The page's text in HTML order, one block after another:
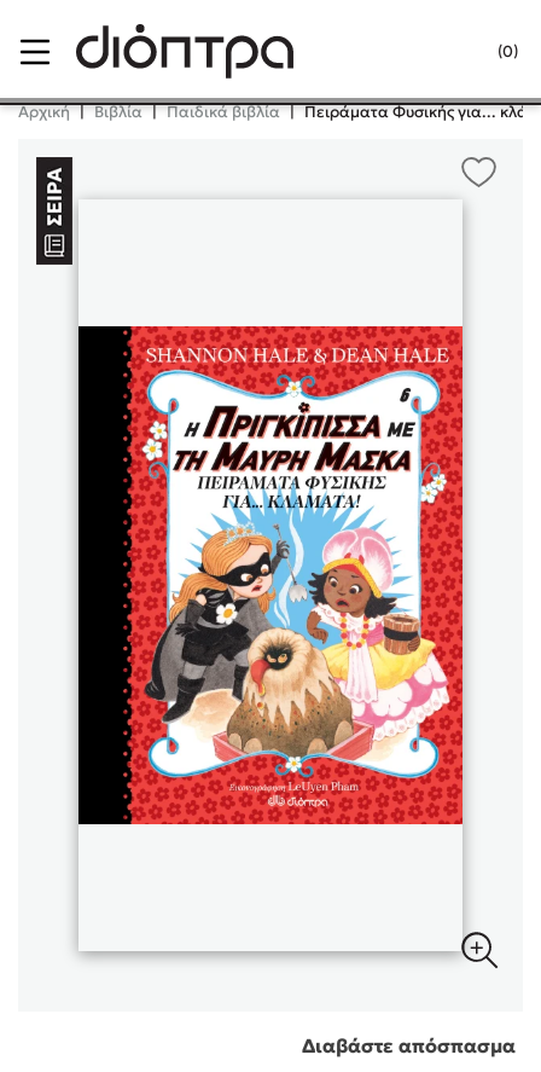
(0)
Κλείσιμο
Δημοφιλή Βιβλία
Χάρης Πολίτης
Καθρέφτης
Sebastian Fitzek
Playlist
Αρχική | Βιβλία | Παιδικά βιβλία | Πειράματα Φυσικής για...
Διαβάστε απόσπασμα